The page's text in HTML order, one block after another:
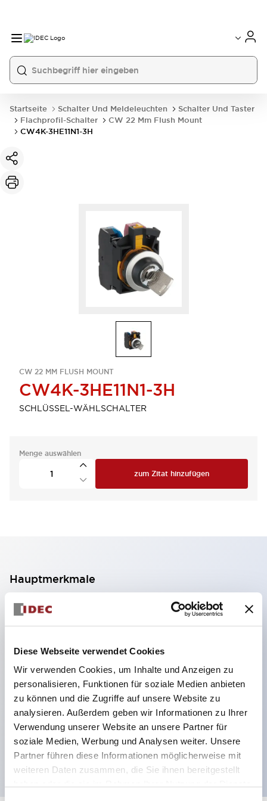
Diese Webseite verwendet Cookies
Wir verwenden Cookies, um Inhalte und Anzeigen zu
personalisieren, Funktionen für soziale Medien anbieten
zu können und die Zugriffe auf unsere Website zu
analysieren. Außerdem geben wir Informationen zu Ihrer
Verwendung unserer Website an unsere Partner für
soziale Medien, Werbung und Analysen weiter. Unsere
Partner führen diese Informationen möglicherweise mit
weiteren Daten zusammen, die Sie ihnen bereitgestellt
Startseite Schalter Und Meldeleuchten
Schalter Und Taster
Flachprofil-Schalter
CW 22 Mm Flush Mount
CW4K-3HE11N1-3H
CW 22 MM FLUSH MOUNT
CW4K-3HE11N1-3H
SCHLÜSSEL-WÄHLSCHALTER
Menge auswählen
zum Zitat hinzufügen
Hauptmerkmale
2-Kontakt-Block mit 2 Stufen, ermöglicht eine 4-
Kontakt-Konfiguration (Gewährleistung der
Isolierung zwischen den 2 Kontakten).
59,9 mm (※ 22-stufiger Kontaktblock).
Platzsparendes Design möglich.
Sicherheitsstruktur der 3. Generation: 2-Aktions-
Freisetzung, integrierter Schutz, IP20-
Fingerschutzstruktur